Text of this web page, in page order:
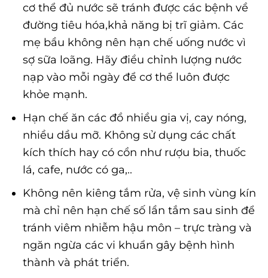
cơ thể đủ nước sẽ tránh được các bệnh về
đường tiêu hóa,khả năng bị trĩ giảm. Các
mẹ bầu không nên hạn chế uống nước vì
sợ sữa loãng. Hãy điều chỉnh lượng nước
nạp vào mỗi ngày để cơ thể luôn được
khỏe mạnh.
Hạn chế ăn các đồ nhiều gia vị, cay nóng,
nhiều dầu mỡ. Không sử dụng các chất
kích thích hay có cồn như rượu bia, thuốc
lá, cafe, nước có ga,..
Không nên kiêng tắm rửa, vệ sinh vùng kín
mà chỉ nên hạn chế số lần tắm sau sinh để
tránh viêm nhiễm hậu môn – trực tràng và
ngăn ngừa các vi khuẩn gây bệnh hình
thành và phát triển.